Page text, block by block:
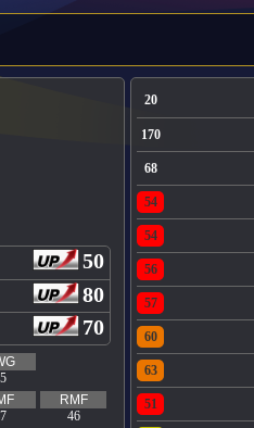
50
80
70
RMF
46
20
170
68
54
54
56
57
60
63
51